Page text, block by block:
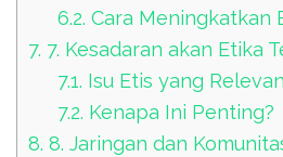
6.2. Cara Meningkatkan
7. 7. Kesadaran akan Etika
7.1. Isu Etis yang
7.2. Kenapa Ini Penting?
8. 8. Jaringan dan